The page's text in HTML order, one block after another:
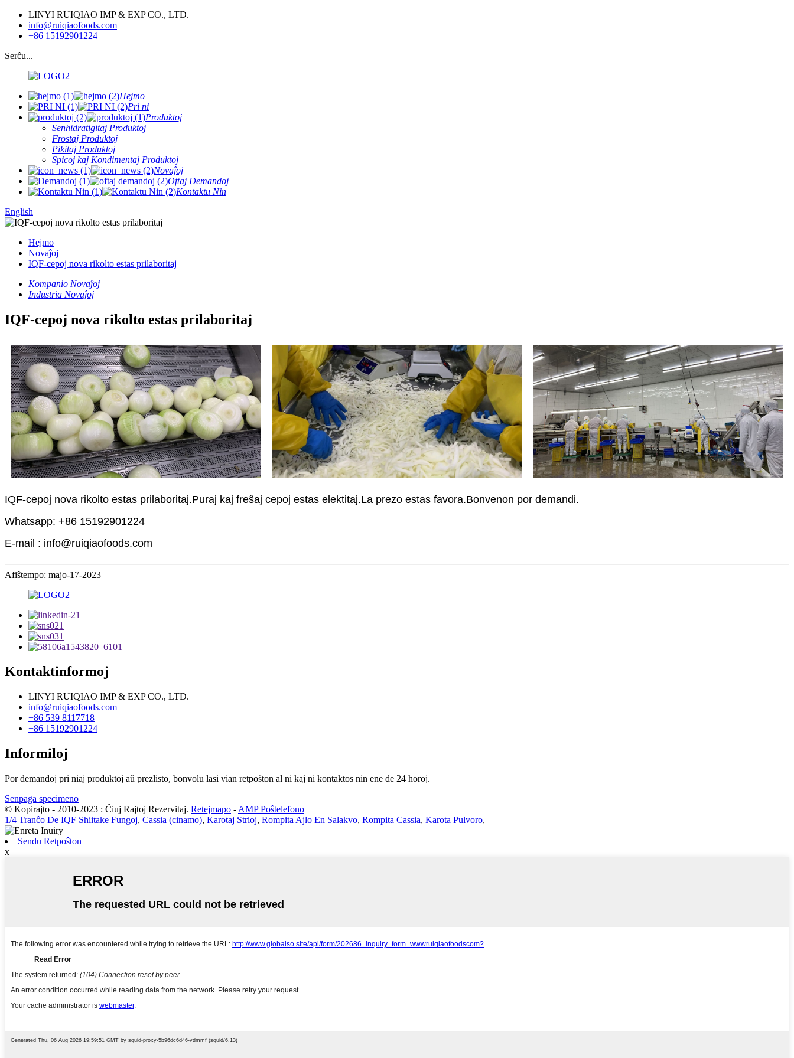
LINYI RUIQIAO IMP & EXP CO., LTD.
info@ruiqiaofoods.com
+86 15192901224
Serĉu...|
Hejmo
Pri ni
Produktoj
Senhidratigitaj Produktoj
Frostaj Produktoj
Pikitaj Produktoj
Spicoj kaj Kondimentaj Produktoj
Novaĵoj
Oftaj Demandoj
Kontaktu Nin
English
Hejmo
Novaĵoj
IQF-cepoj nova rikolto estas prilaboritaj
Kompanio Novaĵoj
Industria Novaĵoj
IQF-cepoj nova rikolto estas prilaboritaj
IQF-cepoj nova rikolto estas prilaboritaj.Puraj kaj freŝaj cepoj estas elektitaj.La prezo estas favora.Bonvenon por demandi.
Whatsapp: +86 15192901224
E-mail : info@ruiqiaofoods.com
Afiŝtempo: majo-17-2023
Kontaktinformoj
LINYI RUIQIAO IMP & EXP CO., LTD.
info@ruiqiaofoods.com
+86 539 8117718
+86 15192901224
Informiloj
Por demandoj pri niaj produktoj aŭ prezlisto, bonvolu lasi vian retpoŝton al ni kaj ni kontaktos nin ene de 24 horoj.
Senpaga specimeno
© Kopirajto - 2010-2023 : Ĉiuj Rajtoj Rezervitaj. Retejmapo - AMP Poŝtelefono
1/4 Tranĉo De IQF Shiitake Fungoj, Cassia (cinamo), Karotaj Strioj, Rompita Ajlo En Salakvo, Rompita Cassia, Karota Pulvoro,
Sendu Retpoŝton
x